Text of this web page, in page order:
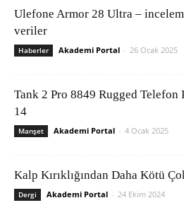
Ulefone Armor 28 Ultra –
veriler
Haberler Akademi Portal - 26 Ocak 2025
Tank 2 Pro 8849 Rugged
14
Manşet Akademi Portal - 4 Ocak 2025
Kalp Kırıklığından Daha Kötü
Dergi Akademi Portal - 24 Ekim 2024